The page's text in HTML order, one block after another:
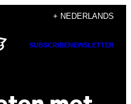
+ NEDERLANDS
SUBSCRIBENEWSLETTER